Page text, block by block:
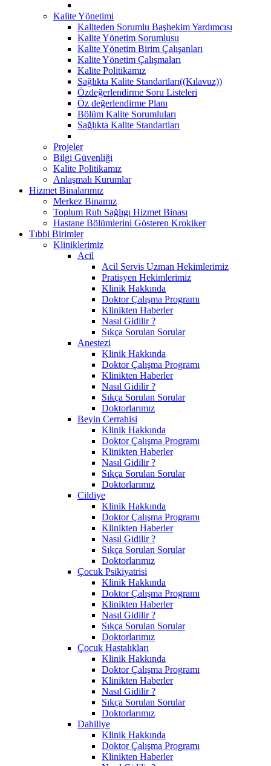
Kalite Yönetimi
Kaliteden Sorumlu Başhekim Yardımcısı
Kalite Yönetim Sorumlusu
Kalite Yönetim Birim Çalışanları
Kalite Yönetim Çalışmaları
Kalite Politikamız
Sağlıkta Kalite Standartları((Kılavuz))
Özdeğerlendirme Soru Listeleri
Öz değerlendirme Planı
Bölüm Kalite Sorumluları
Sağlıkta Kalite Standartları
Projeler
Bilgi Güvenliği
Kalite Politikamız
Anlaşmalı Kurumlar
Hizmet Binalarımız
Merkez Binamız
Toplum Ruh Sağlıgı Hizmet Binası
Hastane Bölümlerini Gösteren Krokiker
Tıbbi Birimler
Kliniklerimiz
Acil
Acil Servis Uzman Hekimlerimiz
Pratisyen Hekimlerimiz
Klinik Hakkında
Doktor Çalışma Programı
Klinikten Haberler
Nasıl Gidilir ?
Sıkça Sorulan Sorular
Anestezi
Klinik Hakkında
Doktor Çalışma Programı
Klinikten Haberler
Nasıl Gidilir ?
Sıkça Sorulan Sorular
Doktorlarımız
Beyin Cerrahisi
Klinik Hakkında
Doktor Çalışma Programı
Klinikten Haberler
Nasıl Gidilir ?
Sıkça Sorulan Sorular
Doktorlarımız
Cildiye
Klinik Hakkında
Doktor Çalışma Programı
Klinikten Haberler
Nasıl Gidilir ?
Sıkça Sorulan Sorular
Doktorlarımız
Çocuk Psikiyatrisi
Klinik Hakkında
Doktor Çalışma Programı
Klinikten Haberler
Nasıl Gidilir ?
Sıkça Sorulan Sorular
Doktorlarımız
Çocuk Hastalıkları
Klinik Hakkında
Doktor Çalışma Programı
Klinikten Haberler
Nasıl Gidilir ?
Sıkça Sorulan Sorular
Doktorlarımız
Dahiliye
Klinik Hakkında
Doktor Çalışma Programı
Klinikten Haberler